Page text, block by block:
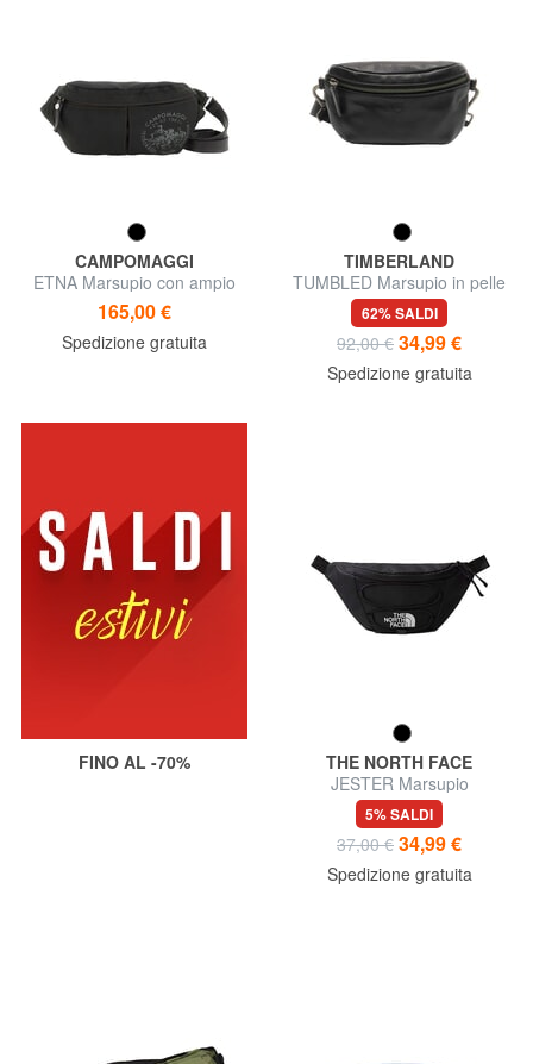
CAMPOMAGGI
ETNA Marsupio con ampio
scomparto
165,00 €
Spedizione gratuita
TIMBERLAND
TUMBLED Marsupio in pelle
62% SALDI
92,00 € 34,99 €
Spedizione gratuita
FINO AL -70%
THE NORTH FACE
JESTER Marsupio
5% SALDI
37,00 € 34,99 €
Spedizione gratuita